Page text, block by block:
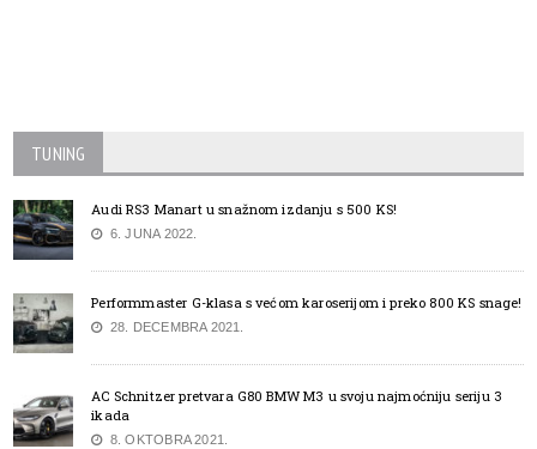
TUNING
Audi RS3 Manart u snažnom izdanju s 500 KS!
6. JUNA 2022.
Performmaster G-klasa s većom karoserijom i preko 800 KS snage!
28. DECEMBRA 2021.
AC Schnitzer pretvara G80 BMW M3 u svoju najmoćniju seriju 3
ikada
8. OKTOBRA 2021.